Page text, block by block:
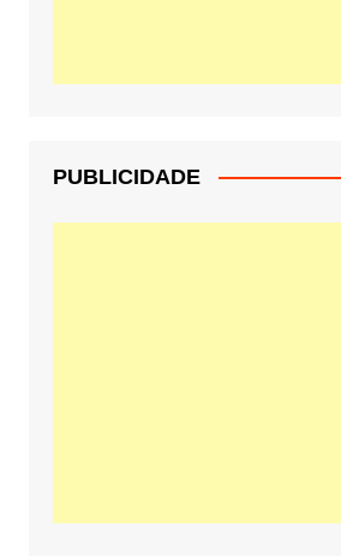
PUBLICIDADE